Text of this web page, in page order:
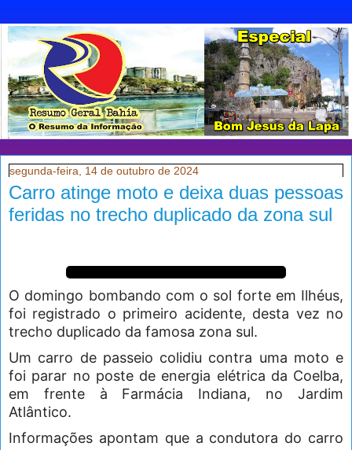
segunda-feira, 14 de outubro de 2024
Carro atinge moto e deixa duas pessoas
feridas no trecho duplicado da zona sul
O domingo bombando com o sol forte em Ilhéus,
foi registrado o primeiro acidente, desta vez no
trecho duplicado da famosa zona sul.
Um carro de passeio colidiu contra uma moto e
foi parar no poste de energia elétrica da Coelba,
em frente à Farmácia Indiana, no Jardim
Atlântico.
Informações apontam que a condutora do carro